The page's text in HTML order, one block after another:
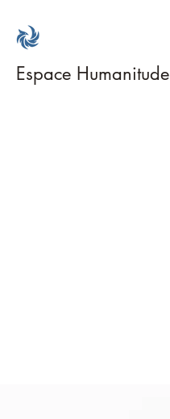
Espace Humanitude